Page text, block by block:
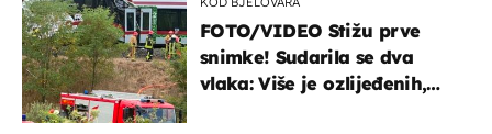
FOTO/VIDEO Stižu prve
snimke! Sudarila se dva
vlaka: Više je ozlijeđenih,